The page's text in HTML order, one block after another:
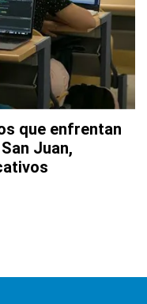
que enfrentan
Juan,